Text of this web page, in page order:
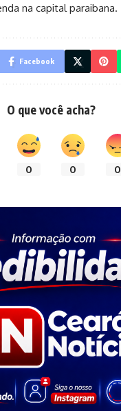
na capital paraibana.
Facebook
O que você acha?
0 0 0